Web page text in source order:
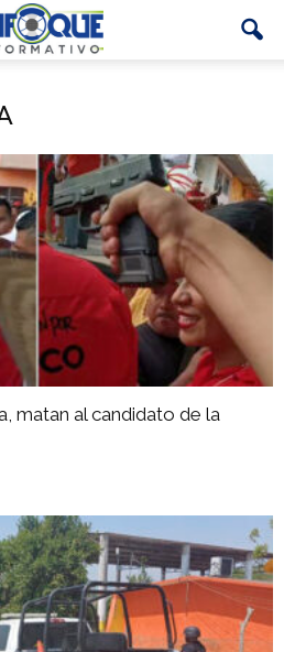
matan al candidato de la